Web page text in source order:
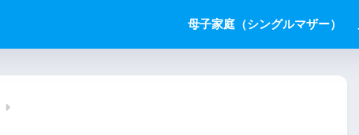
母子家庭（シングルマザー）